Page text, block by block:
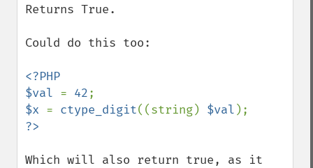
Returns True.
Could do this too:
<?PHP
$val = 42
$x = ctype_digit((string) $val
Which will also return true, as it